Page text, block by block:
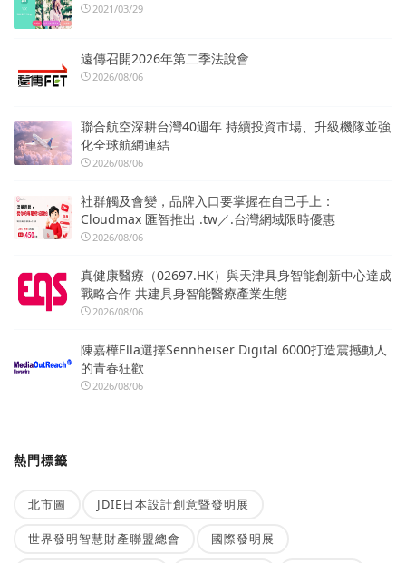
2021/03/29
遠傳召開2026年第二季法說會
2026/08/06
聯合航空深耕台灣40週年 持續投資市場、升級機隊並強
化全球航網連結
2026/08/06
社群觸及會變，品牌入口要掌握在自己手上：
Cloudmax 匯智推出 .tw／.台灣網域限時優惠
2026/08/06
真健康醫療（02697.HK）與天津具身智能創新中心達成
戰略合作 共建具身智能醫療產業生態
2026/08/06
陳嘉樺Ella選擇Sennheiser Digital 6000打造震撼動人
的青春狂歡
2026/08/06
熱門標籤
北市圖 JDIE日本設計創意暨發明展
世界發明智慧財產聯盟總會 國際發明展